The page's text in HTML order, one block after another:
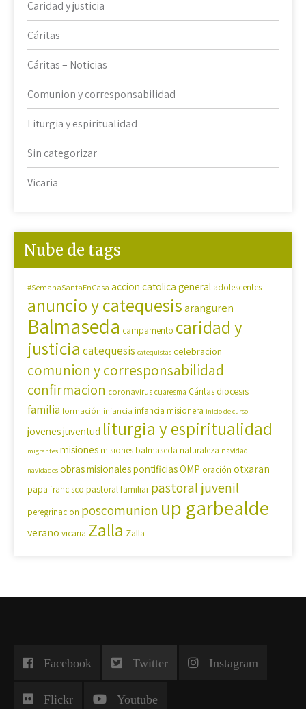
Caridad y justicia
Cáritas
Cáritas – Noticias
Comunion y corresponsabilidad
Liturgia y espiritualidad
Sin categorizar
Vicaria
Nube de tags
#SemanaSantaEnCasa accion catolica general adolescentes
anuncio y catequesisaranguren
Balmaseda campamento caridad y
justicia catequesis catequistas celebracion
comunion y corresponsabilidad
confirmacion coronavirus cuaresma Cáritas diocesis
familia formación infancia infancia misionera inicio de curso
jovenesjuventud liturgia y espiritualidad
migrantes misiones misiones balmaseda naturaleza navidad
navidades obras misionales pontificiasOMP oración otxaran
papa francisco pastoral familiar pastoral juvenil
peregrinacion poscomunion up garbealde
verano vicaria Zalla Zalla
Facebook Twitter Instagram
Flickr Youtube